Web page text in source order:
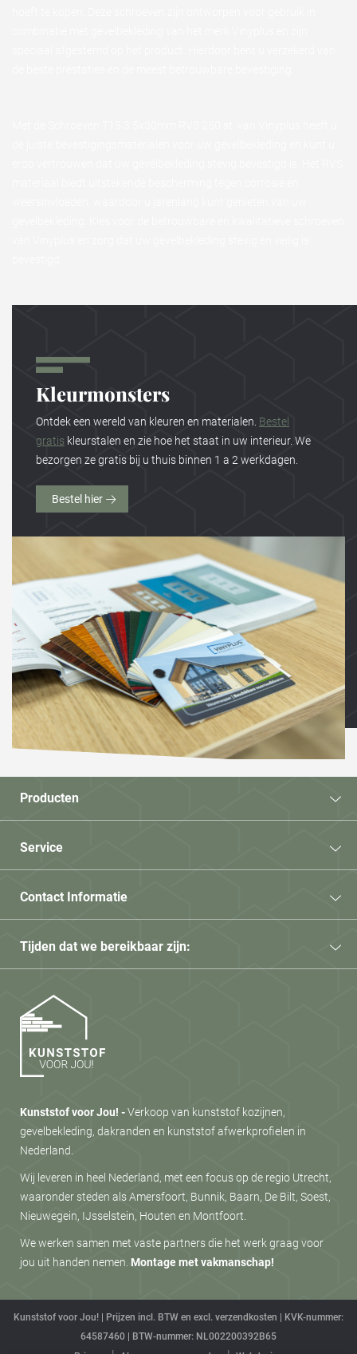
Kleurmonsters
Ontdek een wereld van kleuren en materialen. Bestel
gratis kleurstalen en zie hoe het staat in uw interieur. We
bezorgen ze gratis bij u thuis binnen 1 a 2 werkdagen.
Bestel hier
Kunststof voor Jou! -Verkoop van kunststof kozijnen,
gevelbekleding, dakranden en kunststof afwerkprofielen in
Nederland.
Wij leveren in heel Nederland, met een focus op de regio Utrecht,
waaronder steden als Amersfoort, Bunnik, Baarn, De Bilt, Soest,
Nieuwegein, IJsselstein, Houten en Montfoort.
We werken samen met vaste partners die het werk graag voor
jou uit handen nemen. Montage met vakmanschap!
Producten
Service
Contact Informatie
Tijden dat we bereikbaar zijn:
Kunststof voor Jou! | Prijzen incl. BTW en excl. verzendkosten | KVK-nummer:
64587460 | BTW-nummer: NL002200392B65